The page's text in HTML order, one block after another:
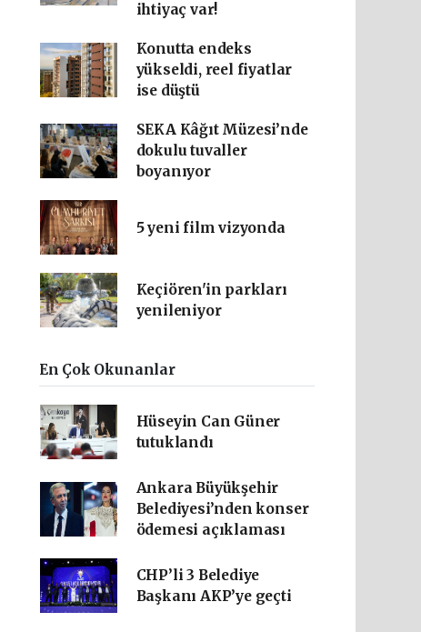
ihtiyaç var!
Konutta endeks
yükseldi, reel fiyatlar
ise düştü
SEKA Kâğıt Müzesi’nde
dokulu tuvaller
boyanıyor
5 yeni film vizyonda
Keçiören'in parkları
yenileniyor
En Çok Okunanlar
Hüseyin Can Güner
tutuklandı
Ankara Büyükşehir
Belediyesi’nden konser
ödemesi açıklaması
CHP’li 3 Belediye
Başkanı AKP’ye geçti